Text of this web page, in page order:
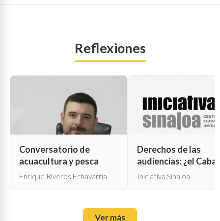
Reflexiones
Conversatorio de
acuacultura y pesca
Enrique Riveros Echavarría
Derechos de las
audiencias: ¿el
de Troya para la
Iniciativa Sinaloa
Ver más